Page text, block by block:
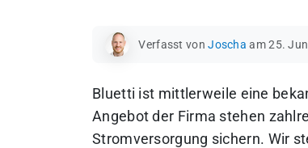
Verfasst von Joscha am 25.
Bluetti ist mittlerweile eine
Angebot der Firma stehen
Stromversorgung sichern. Wir